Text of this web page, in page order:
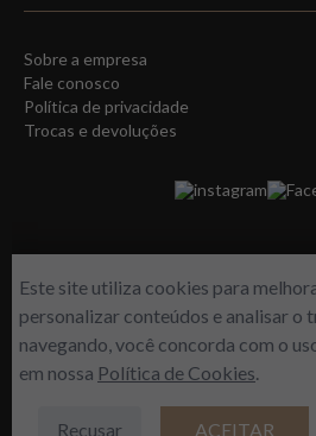
Este site utiliza cookies para
personalizar conteúdos e analisar o
navegando, você concorda com o
em nossa Política de Cookies.
Recusar ACEITAR
Sobre a empresa
Fale conosco
Política de privacidade
Trocas e devoluções
instagram